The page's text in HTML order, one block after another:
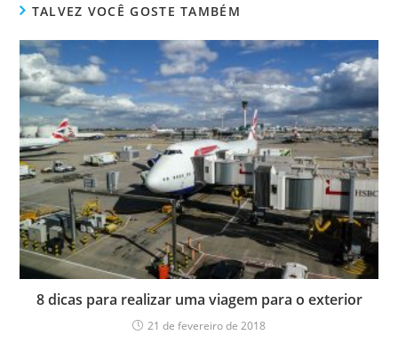
TALVEZ VOCÊ GOSTE TAMBÉM
8 dicas para realizar uma viagem para o exterior
21 de fevereiro de 2018